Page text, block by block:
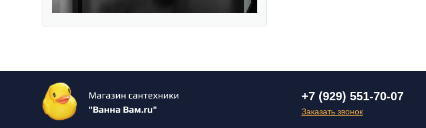
+7 (929) 551-70-07
Заказать звонок